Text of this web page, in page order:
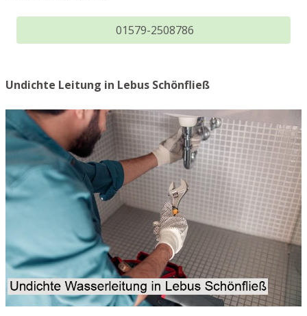
01579-2508786
Undichte Leitung in Lebus Schönfließ